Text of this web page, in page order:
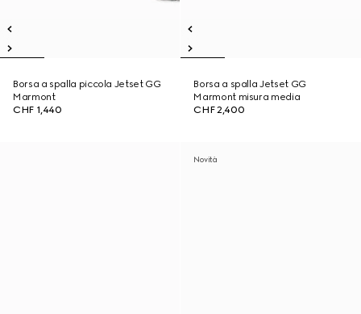
Borsa a spalla piccola Jetset GG
Marmont
CHF 1,440
Borsa a spalla Jetset GG
Marmont misura media
CHF 2,400
Novità